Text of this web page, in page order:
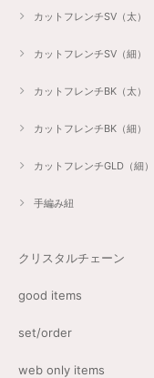
カットフレンチSV（太）
カットフレンチSV（細）
カットフレンチBK（太）
カットフレンチBK（細）
カットフレンチGLD（細）
手編み紐
クリスタルチェーン
good items
set/order
web only items